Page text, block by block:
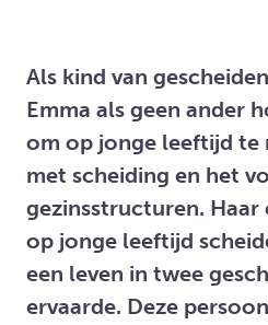
Als kind van
Emma als geen ander
om op jonge leeftijd te
met scheiding en het
gezinsstructuren. Haar
op jonge leeftijd
een leven in twee
ervaarde. Deze